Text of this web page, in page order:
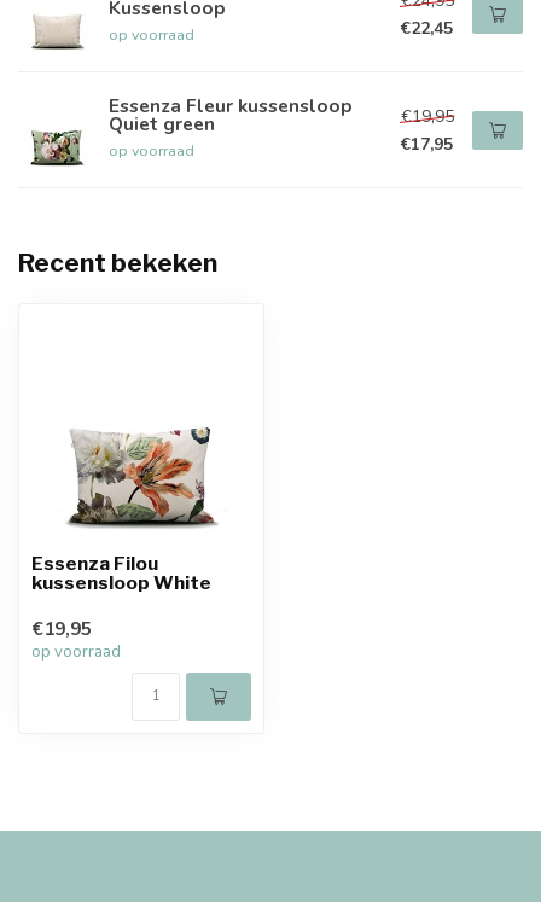
Kussensloop
op voorraad
€22,45
Essenza Fleur kussensloop
Quiet green
op voorraad
€19,95
€17,95
Recent bekeken
Essenza Filou
kussensloop White
€19,95
op voorraad